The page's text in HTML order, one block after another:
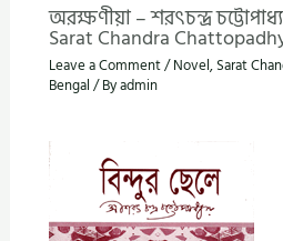
অরক্ষণীয়া – শরৎচন্দ্র
Sarat Chandra
Leave a Comment/Novel, Sarat
Bengal / Byadmin